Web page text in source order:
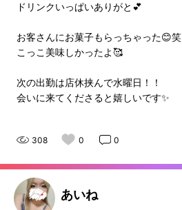
ドリンクいっぱいありがと💕
お客さんにお菓子もらっちゃった😊笑
こっこ美味しかったよ🥰
次の出勤は店休挟んで水曜日！！
会いに来てくださると嬉しいです✨
308 0 0
あいね